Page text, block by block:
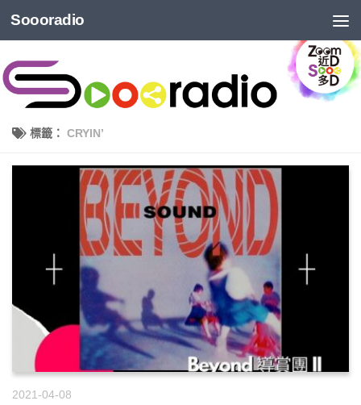
Soooradio
標籤： CRYIN’
2021-04-08